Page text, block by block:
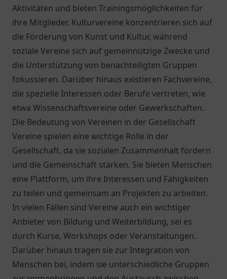
Aktivitäten und bieten Trainingsmöglichkeiten für
ihre Mitglieder. Kulturvereine konzentrieren sich auf
die Förderung von Kunst und Kultur, während
soziale Vereine sich auf gemeinnützige Zwecke und
die Unterstützung von benachteiligten Gruppen
fokussieren. Darüber hinaus existieren Fachvereine,
die spezielle Interessen oder Berufe vertreten, wie
etwa Wissenschaftsvereine oder Gewerkschaften.
Die Bedeutung von Vereinen in der Gesellschaft
Vereine spielen eine wichtige Rolle in der
Gesellschaft, da sie sozialen Zusammenhalt fördern
und die Gemeinschaft stärken. Sie bieten Menschen
eine Plattform, um ihre Interessen und Fähigkeiten
zu teilen und gemeinsam an Projekten zu arbeiten.
In vielen Fällen sind Vereine auch ein wichtiger
Anbieter von Bildung und Weiterbildung, sei es
durch Kurse, Workshops oder Veranstaltungen.
Darüber hinaus tragen sie zur Integration von
Menschen bei, indem sie unterschiedliche Gruppen